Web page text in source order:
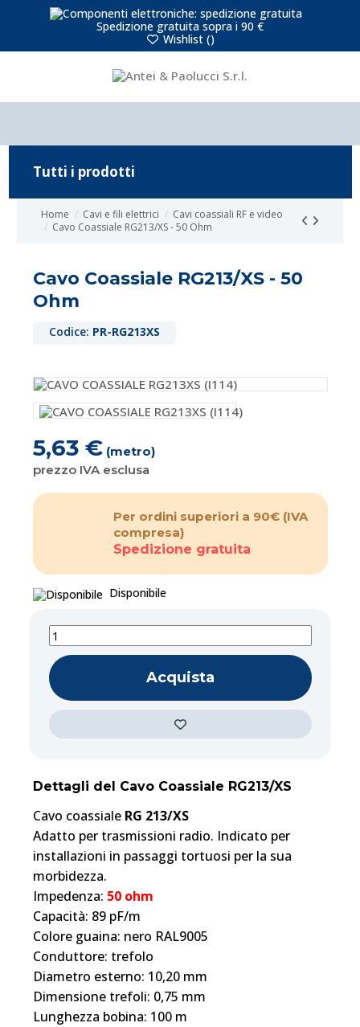
Spedizione gratuita sopra i 90 €
Wishlist ()
Home Cavi e fili elettrici
Cavi coassiali RF e video
Cavo Coassiale RG213/XS - 50 Ohm
Cavo Coassiale RG213/XS - 50
Ohm
Codice: PR-RG213XS
5,63 €(metro)
prezzo IVA esclusa
Per ordini superiori a 90€ (IVA
compresa)
Spedizione gratuita
Disponibile
Acquista
Dettagli del Cavo Coassiale RG213/XS
Cavo coassialeRG 213/XS
Adatto per trasmissioni radio. Indicato per
installazioni in passaggi tortuosi per la sua
morbidezza.
Impedenza: 50 ohm
Capacità: 89 pF/m
Colore guaina: nero RAL9005
Conduttore: trefolo
Diametro esterno: 10,20 mm
Dimensione trefoli: 0,75 mm
Lunghezza bobina: 100 m
Tutti i prodotti